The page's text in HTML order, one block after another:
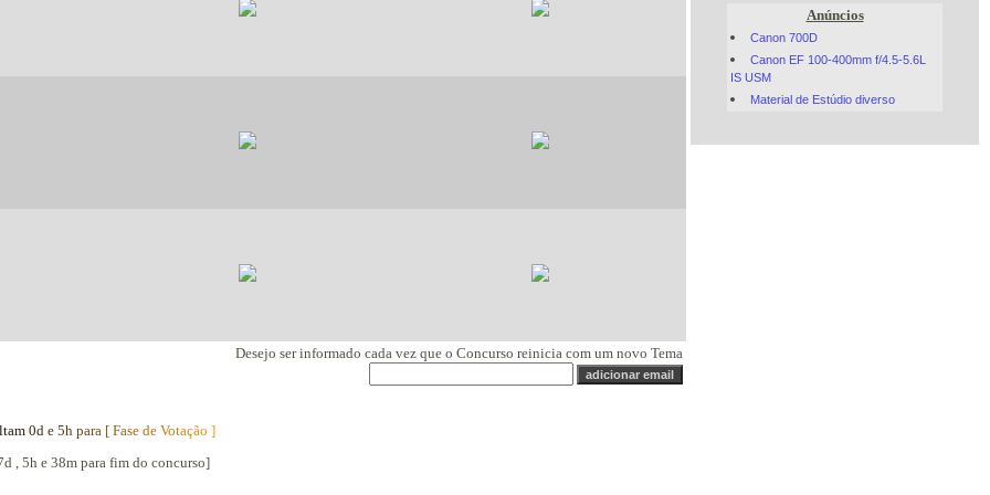
Desejo ser informado cada vez que o Concurso reinicia com um novo Tema
tam 0d e 5h para [ Fase de Votação ]
, 5h e 38m para fim do concurso]
Anúncios
Canon 700D
Canon EF 100-400mm f/4.5-5.6L
IS USM
Material de Estúdio diverso